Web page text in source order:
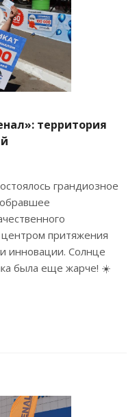
территория
грандиозное
притяжения
инновации. Солнце
была еще жарче! ☀️